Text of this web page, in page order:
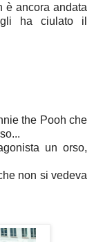
è ancora andata
ha ciulato il
the Pooh che
un orso,
non si vedeva